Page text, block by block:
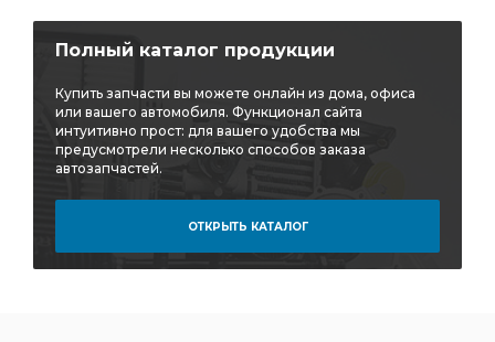
КАРТЕР ЗАДНЕГО
СРЕДНЕГО МОСТА i=6.77
СРЕДНЕГО МОСТА i=6.77 48 зуб моста АЗ УРАЛ
Полный каталог продукции
Купить запчасти вы можете онлайн из дома, офиса
или вашего автомобиля. Функционал сайта
интуитивно прост: для вашего удобства мы
предусмотрели несколько способов заказа
автозапчастей.
ОТКРЫТЬ КАТАЛОГ